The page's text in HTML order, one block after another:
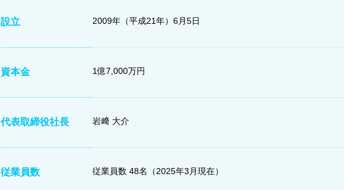
設立 2009年（平成21年）6月5日
資本金 1億7,000万円
代表取締役社長 岩﨑 大介
従業員数 従業員数 48名（2025年3月現在）